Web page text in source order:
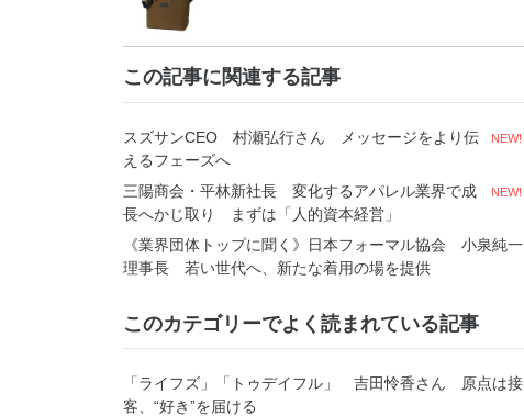
この記事に関連する記事
スズサンCEO 村瀬弘行さん メッセージをより伝
えるフェーズへ
NEW!
三陽商会・平林新社長 変化するアパレル業界で成
長へかじ取り まずは「人的資本経営」
NEW!
《業界団体トップに聞く》日本フォーマル協会 小泉純一
理事長 若い世代へ、新たな着用の場を提供
このカテゴリーでよく読まれている記事
「ライフズ」「トゥデイフル」 吉田怜香さん 原点は接
客、“好き”を届ける